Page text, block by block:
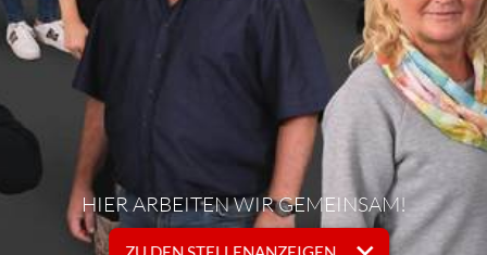
HIER ARBEITEN WIR GEMEINSAM!